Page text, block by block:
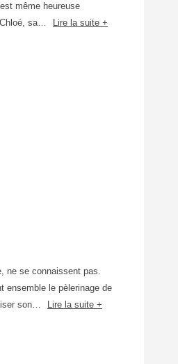
même heureuse
Chloé, sa…
Lire la suite +
ne se connaissent pas.
ensemble le pèlerinage de
son…
Lire la suite +